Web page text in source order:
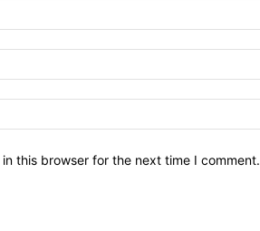
this browser for the next time I comment.